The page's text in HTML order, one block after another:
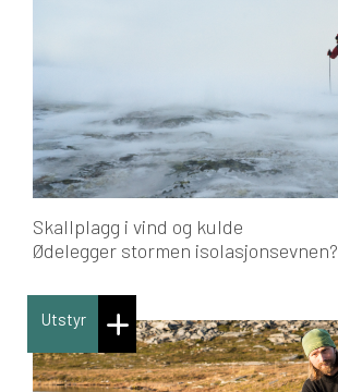
Skallplagg i vind og kulde
Ødelegger stormen isolasjonsevnen?
Utstyr